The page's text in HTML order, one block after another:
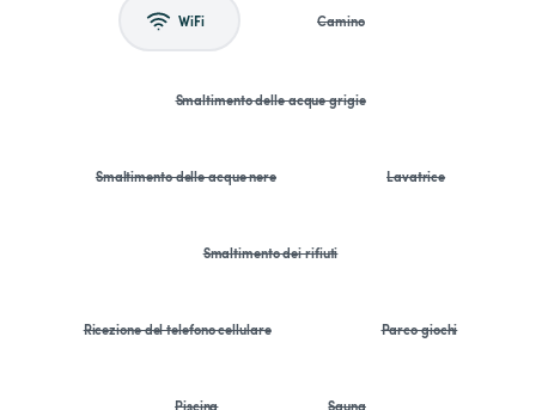
WiFi Camino
Smaltimento delle acque grigie
Smaltimento delle acque nere Lavatrice
Smaltimento dei rifiuti
Ricezione del telefono cellulare Parco giochi
Piscina Sauna